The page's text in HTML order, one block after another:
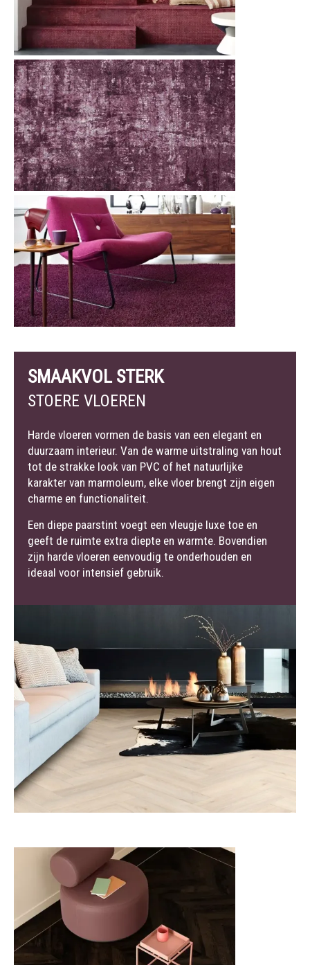
SMAAKVOL STERK
STOERE VLOEREN
Harde vloeren vormen de basis van een elegant en
duurzaam interieur. Van de warme uitstraling van hout
tot de strakke look van PVC of het natuurlijke
karakter van marmoleum, elke vloer brengt zijn eigen
charme en functionaliteit.
Een diepe paarstint voegt een vleugje luxe toe en
geeft de ruimte extra diepte en warmte. Bovendien
zijn harde vloeren eenvoudig te onderhouden en
ideaal voor intensief gebruik.